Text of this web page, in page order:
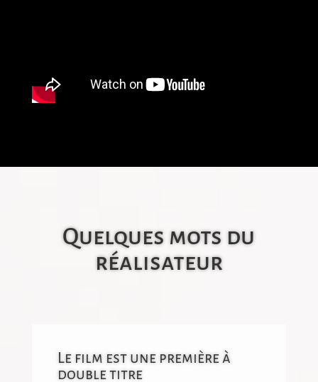
Quelques mots du
réalisateur
Le film est une première à
double titre